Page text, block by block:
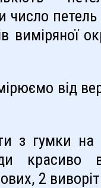
число
виміряної
від
з гумки на
красиво
2